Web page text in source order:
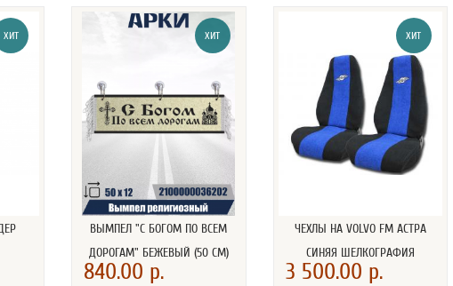
ХИТ ХИТ
ВЫМПЕЛ "С БОГОМ ПО ВСЕМ
ДОРОГАМ" БЕЖЕВЫЙ (50 СМ)
840.00 р.
ХИТ
ЧЕХЛЫ НА VOLVO FM АСТРА
СИНЯЯ ШЕЛКОГРАФИЯ
3 500.00 р.